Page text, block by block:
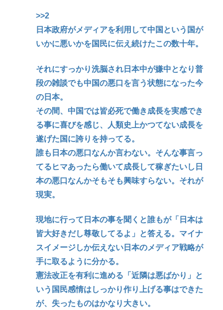
>>2
日本政府がメディアを利用して中国という国が
いかに悪いかを国民に伝え続けたこの数十年。
それにすっかり洗脳され日本中が嫌中となり普
段の雑談でも中国の悪口を言う状態になった今
の日本。
その間、中国では皆必死で働き成長を実感でき
る事に喜びを感じ、人類史上かつてない成長を
遂げた国に誇りを持ってる。
誰も日本の悪口なんか言わない。そんな事言っ
てるヒマあったら働いて成長して稼ぎたいし日
本の悪口なんかそもそも興味すらない。それが
現実。
現地に行って日本の事を聞くと誰もが「日本は
皆大好きだし尊敬してるよ」と答える。マイナ
スイメージしか伝えない日本のメディア戦略が
手に取るように分かる。
憲法改正を有利に進める「近隣は悪ばかり」と
いう国民感情はしっかり作り上げる事はできた
が、失ったものはかなり大きい。